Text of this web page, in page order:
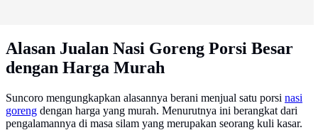
Alasan Jualan Nasi Goreng Porsi Besar
dengan Harga Murah
Suncoro mengungkapkan alasannya berani menjual satu porsi nasi
goreng dengan harga yang murah. Menurutnya ini berangkat dari
pengalamannya di masa silam yang merupakan seorang kuli kasar.